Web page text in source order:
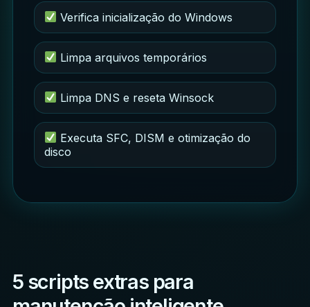
Verifica inicialização do Windows
Limpa arquivos temporários
Limpa DNS e reseta Winsock
Executa SFC, DISM e otimização do
disco
5 scripts extras para